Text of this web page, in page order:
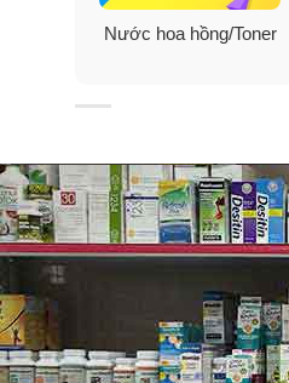
Cũng như trong các
Pigm 400 còn có thêm
– Mảnh
về viêm do mụn, da
hình thành sạm da,
Nước hoa hồng/Toner